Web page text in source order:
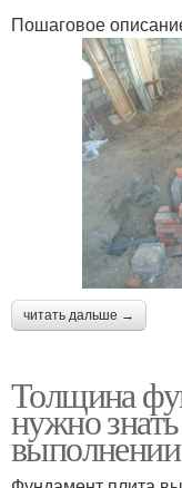
Пошаговое
читать дальше →
Толщина
нужно
выполнении